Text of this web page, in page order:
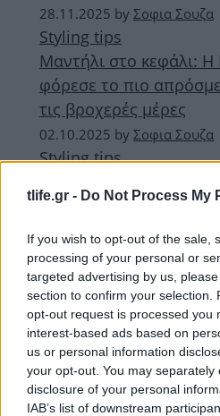
tlife.gr - Do Not Process My
If you wish to opt-out of the sale,
processing of your personal or
targeted advertising by us,
section to confirm your selection.
opt-out request is processed you
interest-based ads based on
us or personal information
your opt-out. You may
disclosure of your personal
IAB’s list of downstream
28.11.2025 by Σοφια Σουζα
Styling tips
Μαντήλι στο κεφάλι:
φόρεσε το πιο
τις βροχερές μέρες
02.10.2025 by Σοφια Σουζα
Styling tips
οι fashionistas για να
τις βροχερές ημέρες
ΔΙΑΦΗΜΙΣΗ